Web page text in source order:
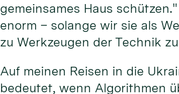
gemeinsames Haus
enorm – solange wir sie als
zu Werkzeugen der Technik
Auf meinen Reisen in die
bedeutet, wenn Algorithmen